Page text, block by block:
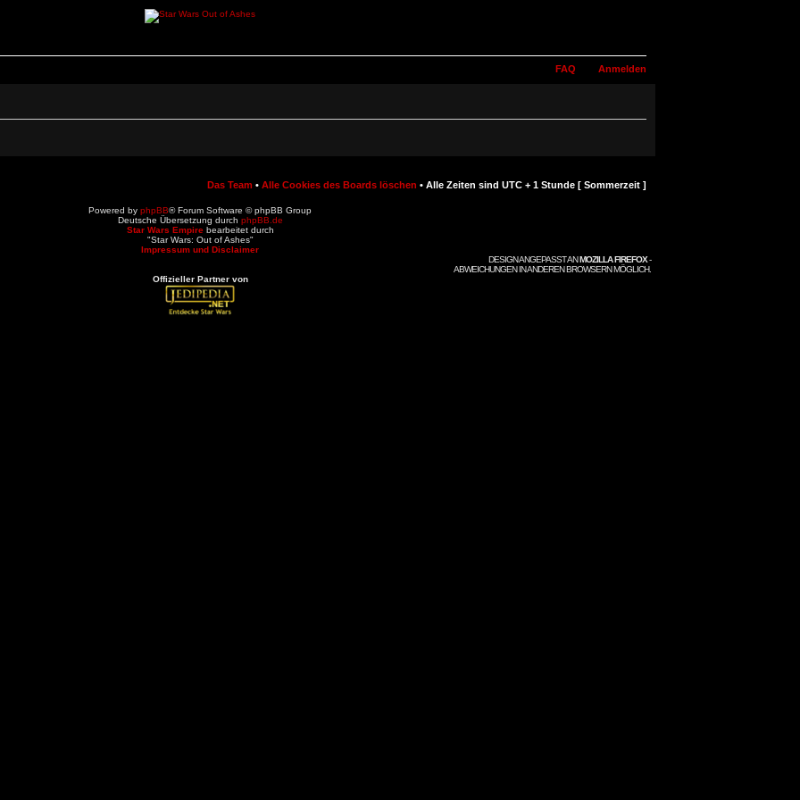
FAQ Anmelden
Das Team • Alle Cookies des Boards löschen • Alle Zeiten sind UTC + 1 Stunde [ Sommerzeit ]
Powered by phpBB® Forum Software © phpBB Group
Deutsche Übersetzung durch phpBB.de
Star Wars Empirebearbeitet durch
"Star Wars: Out of Ashes"
Impressum und Disclaimer
DESIGN ANGEPASST ANMOZILLA FIREFOX-
ABWEICHUNGEN IN ANDEREN BROWSERN MÖGLICH.
Offizieller Partner von